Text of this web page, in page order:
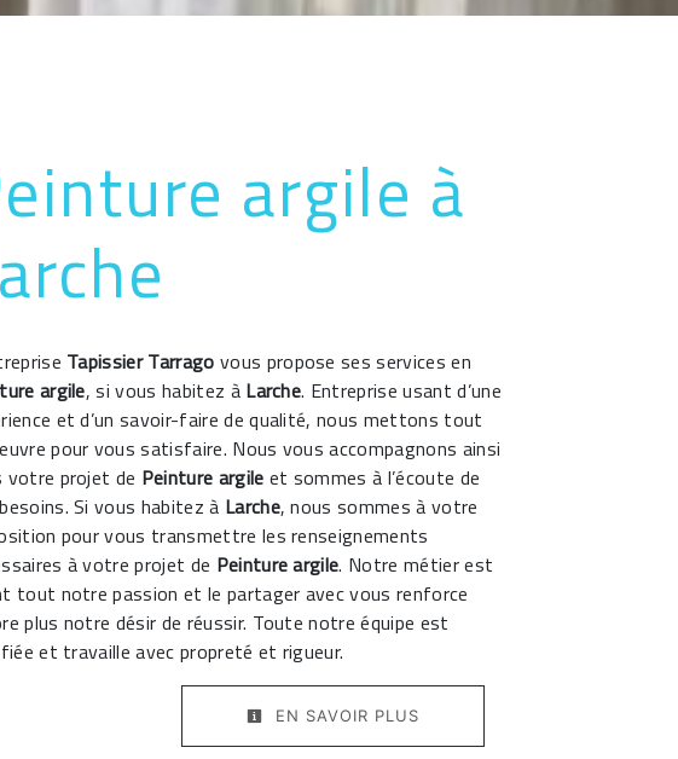
argile à
Tapissier Tarrago vous propose ses services en
argile, si vous habitez à Larche. Entreprise usant d’une
et d’un savoir-faire de qualité, nous mettons tout
pour vous satisfaire. Nous vous accompagnons ainsi
votre projet de Peinture argile et sommes à l’écoute de
Si vous habitez à Larche, nous sommes à votre
pour vous transmettre les renseignements
à votre projet de Peinture argile. Notre métier est
tout notre passion et le partager avec vous renforce
plus notre désir de réussir. Toute notre équipe est
et travaille avec propreté et rigueur.
EN SAVOIR PLUS